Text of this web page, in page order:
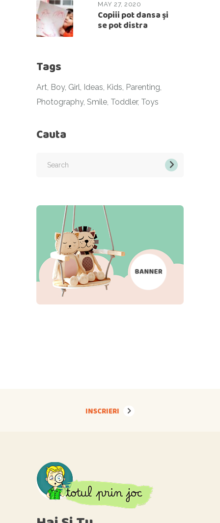
MAY 27, 2020
Copiii pot dansa și
se pot distra
Tags
Art Boy Girl Ideas Kids Parenting
Photography Smile Toddler Toys
Cauta
INSCRIERI